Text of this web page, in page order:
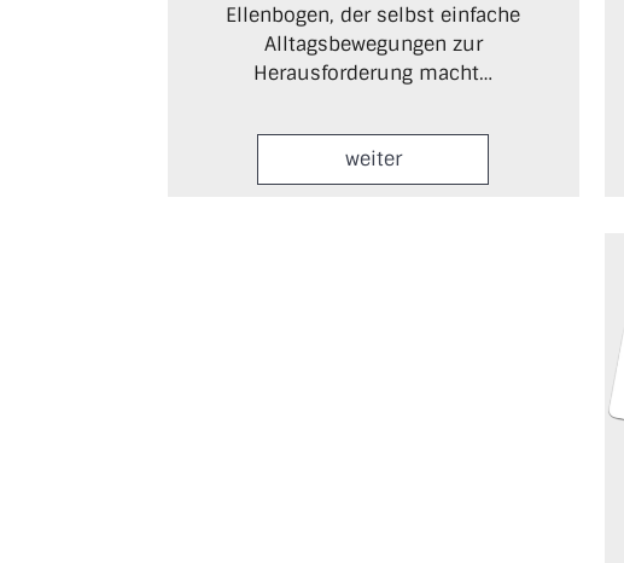
Ellenbogen, der selbst einfache
Alltagsbewegungen zur
Herausforderung macht…
weiter